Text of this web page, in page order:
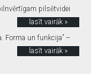
pilsētvidei
lasīt vairāk »
Forma un funkcija” –
lasīt vairāk »